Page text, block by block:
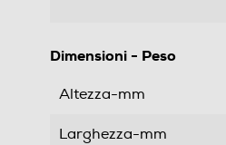
Dimensioni - Peso
Altezza-mm
Larghezza-mm